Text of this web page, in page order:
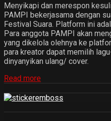
Menyikapi dan merespon
PAMPI bekerjasama dengan
Festival Suara. Platform ini
Para anggota PAMPI akan
yang dikelola olehnya ke
para kreator dapat memilih
dinyanyikan ulang/ cover.
Read more